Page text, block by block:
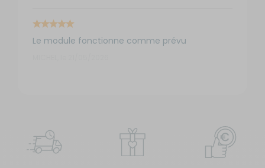
Le module fonctionne comme prévu